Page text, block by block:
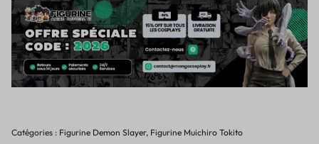
Catégories : Figurine Demon Slayer, Figurine Muichiro Tokito